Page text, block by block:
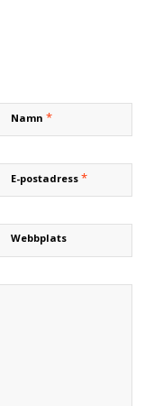
Namn *
E-postadress *
Webbplats